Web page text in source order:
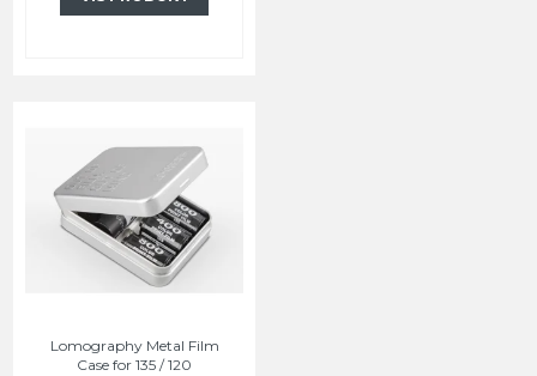
Lomography Metal Film
Case for 135 / 120